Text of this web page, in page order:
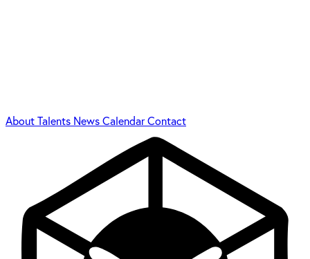
AboutTalents NewsCalendarContact